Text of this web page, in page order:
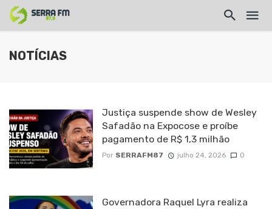
NOTÍCIAS
Justiça suspende show de Wesley
Safadão na Expocose e proíbe
pagamento de R$ 1,3 milhão
Por SERRAFM87 julho 24, 2026 0
Governadora Raquel Lyra realiza